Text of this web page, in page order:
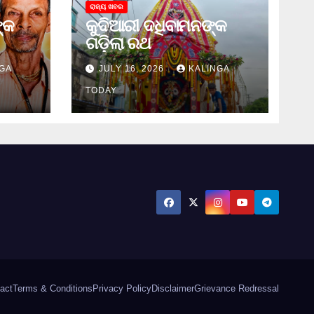
ରାଜ୍ୟ ଖବର
କୁଦିଆରୀ ଦଧିବାମନଙ୍କ
ଗଡ଼ିଲା ରଥ
JULY 16, 2026 KALINGA
TODAY
Terms & Conditions Privacy PolicyDisclaimerGrievance Redressal